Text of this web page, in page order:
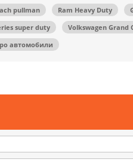
pullman Ram Heavy Duty
super duty
Volkswagen Grand
автомобили